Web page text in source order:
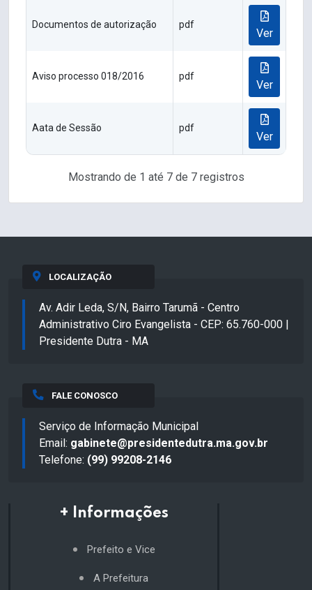
Documentos de autorização pdf
Ver
Aviso processo 018/2016 pdf
Ver
Aata de Sessão pdf
Ver
Mostrando de 1 até 7 de 7 registros
LOCALIZAÇÃO
Av. Adir Leda, S/N, Bairro Tarumã - Centro
Administrativo Ciro Evangelista - CEP: 65.760-000 |
Presidente Dutra - MA
FALE CONOSCO
Serviço de Informação Municipal
Email: gabinete@presidentedutra.ma.gov.br
Telefone: (99) 99208-2146
+ Informações
Prefeito e Vice
A Prefeitura